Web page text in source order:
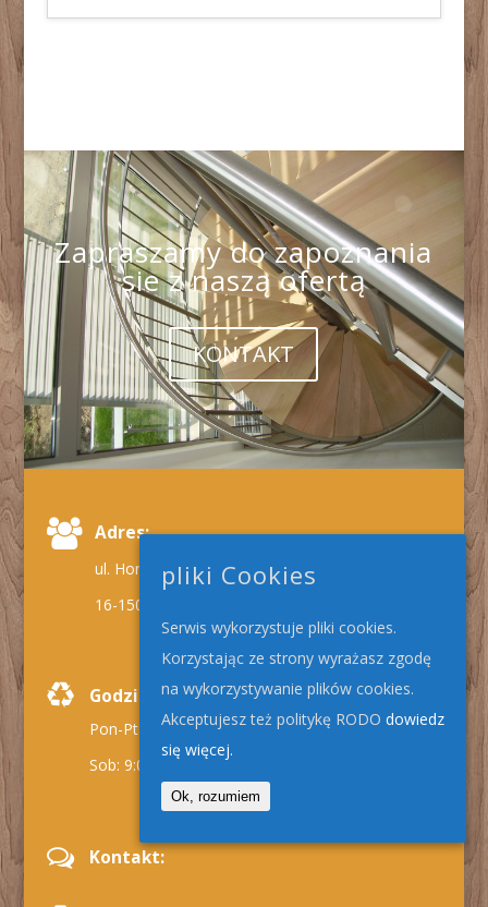
Zapraszamy do zapoznania
sie z naszą ofertą
KONTAKT
Adres:
ul. Horodnianka 39,
16-150 Suchowola
Godziny pracy:
Pon-Pt: 9:00 - 17:00
Sob: 9:00 - 13:00
Kontakt:
pliki Cookies
Serwis wykorzystuje pliki cookies.
Korzystając ze strony wyrażasz zgodę
na wykorzystywanie plików cookies.
Akceptujesz też politykę RODO dowiedz
się więcej.
Ok, rozumiem